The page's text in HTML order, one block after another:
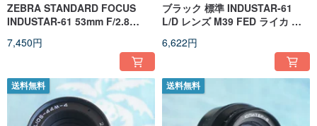
ZEBRA STANDARD FOCUS
INDUSTAR-61 53mm F/2.8
ZORKI (LTM)
7,450円
ブラック 標準 INDUSTAR-61
L/D レンズ M39 FED ライカ ゾ
6,622円
送料無料 送料無料